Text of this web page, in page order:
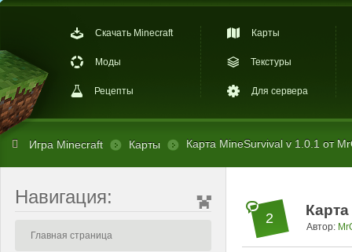
Скачать Minecraft
Моды
Рецепты
Карты
Текстуры
Для сервера
Игра Minecraft Карты Карта MineSurvival v 1.0.1 от
Навигация:
Главная страница
2
Автор: